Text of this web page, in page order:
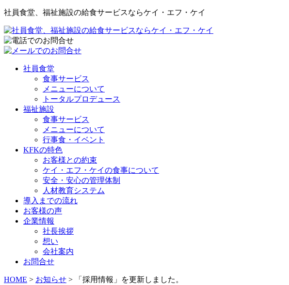
社員食堂、福祉施設の給食サービスならケイ・エフ・ケイ
社員食堂
食事サービス
メニューについて
トータルプロデュース
福祉施設
食事サービス
メニューについて
行事食・イベント
KFKの特色
お客様との約束
ケイ・エフ・ケイの食事について
安全・安心の管理体制
人材教育システム
導入までの流れ
お客様の声
企業情報
社長挨拶
想い
会社案内
お問合せ
HOME > お知らせ > 「採用情報」を更新しました。